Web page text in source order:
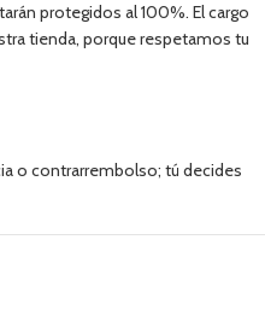
protegidos al 100%. El cargo
tienda, porque respetamos tu
o contrarrembolso; tú decides